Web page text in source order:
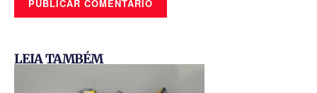
LEIA TAMBÉM